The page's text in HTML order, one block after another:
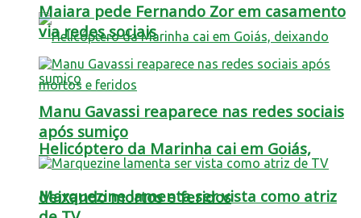
Helicóptero da Marinha cai em Goiás,
deixando mortos e feridos
Maiara pede Fernando Zor em casamento
via redes sociais
Manu Gavassi reaparece nas redes sociais
após sumiço
Marquezine lamenta ser vista como atriz